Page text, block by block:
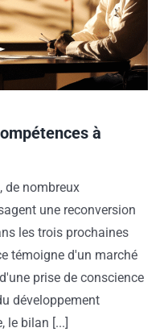
à
de nombreux
une reconversion
les trois prochaines
témoigne d'un marché
prise de conscience
développement
le bilan [...]